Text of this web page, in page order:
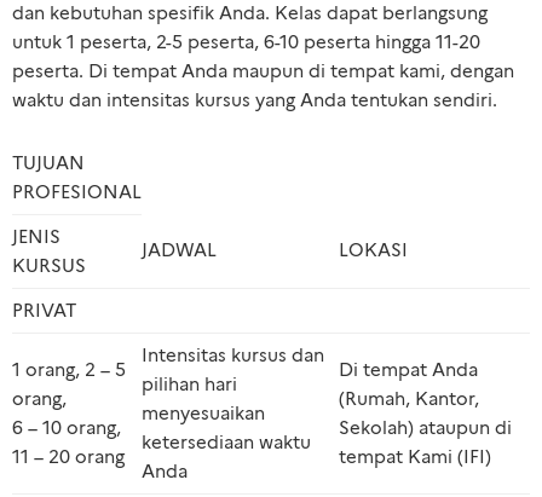
dan kebutuhan spesifik Anda. Kelas dapat berlangsung
untuk 1 peserta, 2-5 peserta, 6-10 peserta hingga 11-20
peserta. Di tempat Anda maupun di tempat kami, dengan
waktu dan intensitas kursus yang Anda tentukan sendiri.
TUJUAN
PROFESIONAL
JENIS
KURSUS
JADWAL LOKASI
PRIVAT
1 orang, 2 – 5
orang,
6 – 10 orang,
11 – 20 orang
Intensitas kursus dan
pilihan hari
menyesuaikan
ketersediaan waktu
Anda
Di tempat Anda
(Rumah, Kantor,
Sekolah) ataupun di
tempat Kami (IFI)